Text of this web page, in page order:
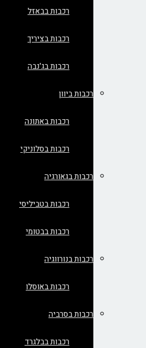
רכבות בבאזל
רכבות בציריך
רכבות בג'נבה
רכבות ביוון
רכבות באתונה
רכבות בסלוניקי
רכבות בגאורגיה
רכבות בטביליסי
רכבות בבטומי
רכבות בנורווגיה
רכבות באוסלו
רכבות בסרביה
רכבות בבלגרד